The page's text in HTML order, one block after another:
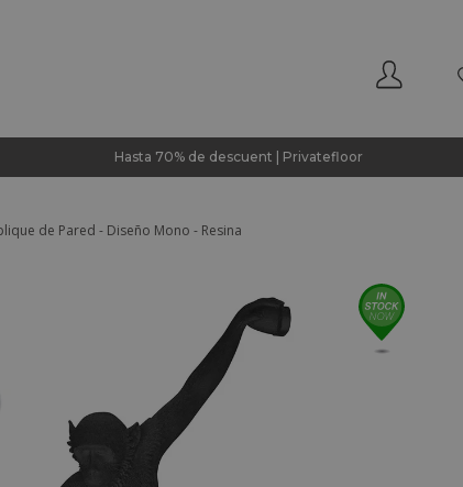
Hasta 70% de descuent | Privatefloor
de Pared - Diseño Mono - Resina